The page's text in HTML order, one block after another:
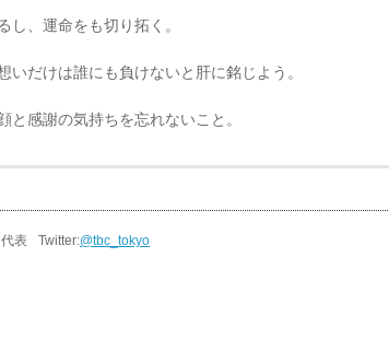
し、運命をも切り拓く。
いだけは誰にも負けないと肝に銘じよう。
感謝の気持ちを忘れないこと。
表 Twitter:@tbc_tokyo